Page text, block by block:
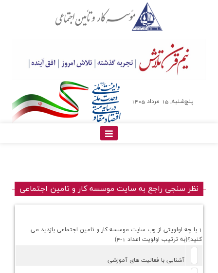
پنج‌شنبه, 15 مرداد 1405
نظر سنجي راجع به سايت موسسه كار و تامين اجتماعي
1.با چه اولويتي از وب سايت موسسه كار و تامين اجتماعي بازديد مي
كنيد؟(به ترتيب اولويت اعداد 1-4)
آشنايي با فعاليت هاي آموزشي